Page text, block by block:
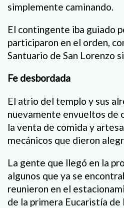
simplemente caminando.
El contingente iba guiado
participaron en el orden,
Santuario de San Lorenzo
Fe desbordada
El atrio del templo y sus
nuevamente envueltos de
la venta de comida y
mecánicos que dieron
La gente que llegó en la
algunos que ya se
reunieron en el
de la primera Eucaristía de